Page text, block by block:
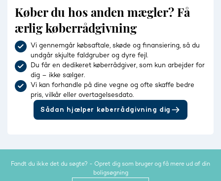
Køber du hos anden mægler? Få
ærlig køberrådgivning
Vi gennemgår købsaftale, skøde og finansiering, så du
undgår skjulte faldgruber og dyre fejl.
Du får en dedikeret køberrådgiver, som kun arbejder for
dig – ikke sælger.
Vi kan forhandle på dine vegne og ofte skaffe bedre
pris, vilkår eller overtagelsesdato.
Sådan hjælper køberrådgivning dig
Fandt du ikke det du søgte? - Opret dig som bruger og få mere ud af din
boligsøgning